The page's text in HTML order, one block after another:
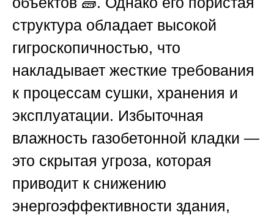
структура обладает высокой
гигроскопичностью, что
накладывает жесткие требования
к процессам сушки, хранения и
эксплуатации. Избыточная
влажность газобетонной кладки —
это скрытая угроза, которая
приводит к снижению
энергоэффективности здания,